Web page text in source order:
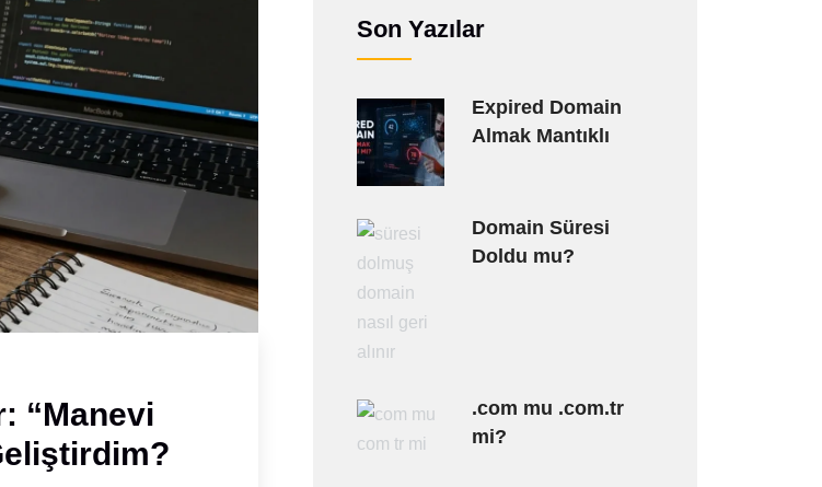
“Manevi
Son Yazılar
Expired Domain
Almak Mantıklı
Domain Süresi
Doldu mu?
.com mu .com.tr
mi?